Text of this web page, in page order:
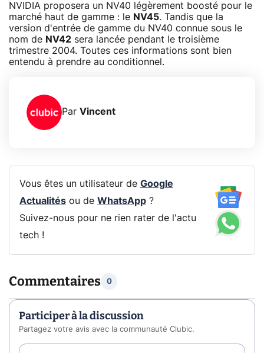
NVIDIA proposera un NV40 légèrement boosté pour le
marché haut de gamme : le NV45. Tandis que la
version d'entrée de gamme du NV40 connue sous le
nom de NV42 sera lancée pendant le troisième
trimestre 2004. Toutes ces informations sont bien
entendu à prendre au conditionnel.
Par Vincent
Vous êtes un utilisateur de Google
Actualitésou de WhatsApp?
Suivez-nous pour ne rien rater de l'actu
tech !
Commentaires 0
Participer à la discussion
Partagez votre avis avec la communauté Clubic.